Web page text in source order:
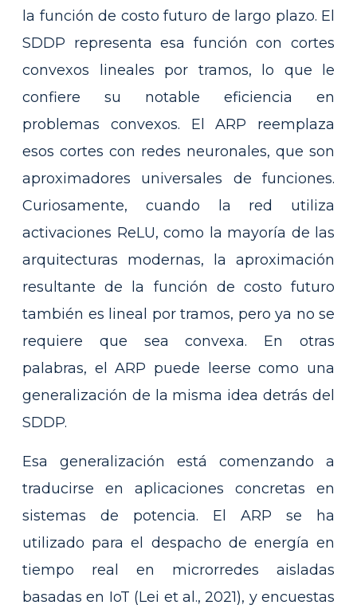
la función de costo futuro de largo plazo. El
SDDP representa esa función con cortes
convexos lineales por tramos, lo que le
confiere su notable eficiencia en
problemas convexos. El ARP reemplaza
esos cortes con redes neuronales, que son
aproximadores universales de funciones.
Curiosamente, cuando la red utiliza
activaciones ReLU, como la mayoría de las
arquitecturas modernas, la aproximación
resultante de la función de costo futuro
también es lineal por tramos, pero ya no se
requiere que sea convexa. En otras
palabras, el ARP puede leerse como una
generalización de la misma idea detrás del
SDDP.
Esa generalización está comenzando a
traducirse en aplicaciones concretas en
sistemas de potencia. El ARP se ha
utilizado para el despacho de energía en
tiempo real en microrredes aisladas
basadas en IoT (Lei et al., 2021), y encuestas